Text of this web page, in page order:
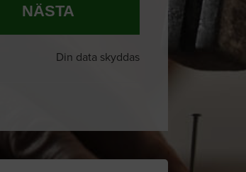
NÄSTA
Din data skyddas